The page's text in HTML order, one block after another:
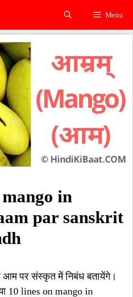
Menu
in
par sanskrit
पर संस्कृत में निबंध बतायेंगे।
10 lines on mango in